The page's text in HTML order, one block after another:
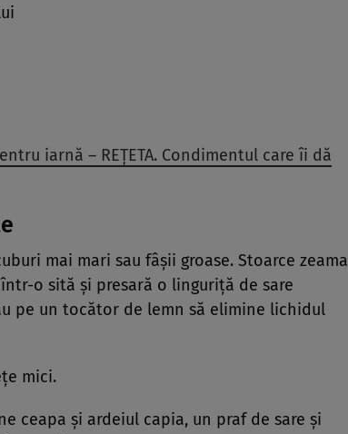
iarnă – REȚETA. Condimentul care îi dă
mai mari sau fâșii groase. Stoarce zeama
o sită și presară o linguriță de sare
pe un tocător de lemn să elimine lichidul
mici.
ceapa și ardeiul capia, un praf de sare și